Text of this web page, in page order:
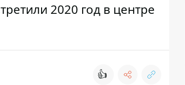
2020 год в центре
👍